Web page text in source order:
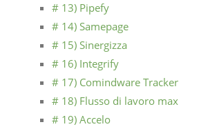
# 13) Pipefy
# 14) Samepage
# 15) Sinergizza
# 16) Integrify
# 17) Comindware Tracker
# 18) Flusso di lavoro max
# 19) Accelo